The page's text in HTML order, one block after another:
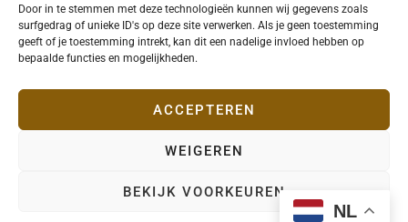
Door in te stemmen met deze technologieën kunnen wij gegevens zoals
surfgedrag of unieke ID's op deze site verwerken. Als je geen toestemming
geeft of je toestemming intrekt, kan dit een nadelige invloed hebben op
bepaalde functies en mogelijkheden.
ACCEPTEREN
WEIGEREN
BEKIJK VOORKEUREN
8 juli 2026
Copyright © 2026 indegazette.be |Privacy
NL